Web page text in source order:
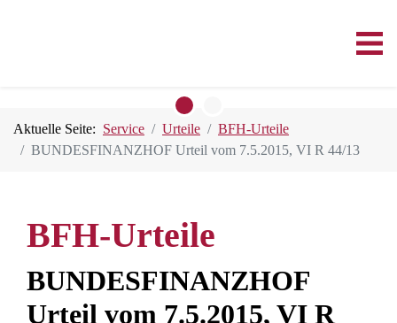
Aktuelle Seite: Service Urteile
BFH-Urteile
BUNDESFINANZHOF Urteil vom 7.5.2015, VI R 44/13
BFH-Urteile
BUNDESFINANZHOF
Urteil vom 7.5.2015, VI R